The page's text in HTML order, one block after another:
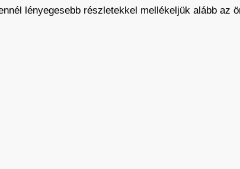
lényegesebb részletekkel mellékeljük alább az